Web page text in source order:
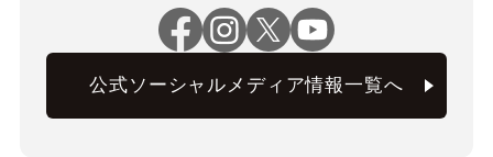
公式ソーシャルメディア情報一覧へ